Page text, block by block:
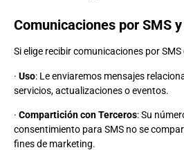
Comunicaciones por SMS
Si elige recibir comunicaciones por
· Uso: Le enviaremos mensajes
servicios, actualizaciones o eventos.
· Compartición con Terceros: Su
consentimiento para SMS no se
fines de marketing.